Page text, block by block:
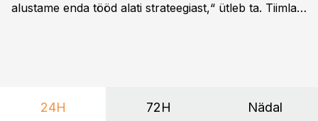
alustame enda tööd alati strateegiast,“ ütleb ta. Tiimla
24H 72H Nädal